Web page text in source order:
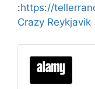
:https://
Crazy Reykjavik